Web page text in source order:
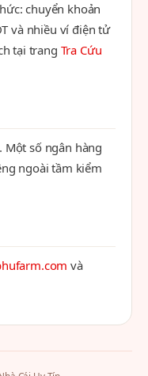
chuyển khoản
và nhiều ví điện tử
tại trang Tra Cứu
số ngân hàng
ngoài tầm kiểm
và